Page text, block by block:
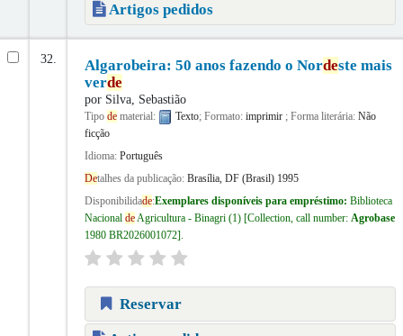
Artigos pedidos
32. Algarobeira: 50 anos fazendo o Nordeste mais
verde
por Silva, Sebastião
Tipo dematerial: Texto; Formato: imprimir ; Forma literária: Não
ficção
Idioma: Português
Detalhes da publicação: Brasília, DF (Brasil) 1995
Disponibilidade:Exemplares disponíveis para empréstimo: Biblioteca
Nacional deAgricultura - Binagri(1) Collection, call number: Agrobase
1980 BR2026001072 .
Reservar